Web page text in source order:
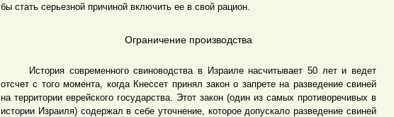
бы стать серьезной причиной включить ее в свой рацион.
Ограничение производства
История современного свиноводства в Израиле насчитывает 50 лет и ведет
отсчет с того момента, когда Кнессет принял закон о запрете на разведение свиней
на территории еврейского государства. Этот закон (один из самых противоречивых в
истории Израиля) содержал в себе уточнение, которое допускало разведение свиней